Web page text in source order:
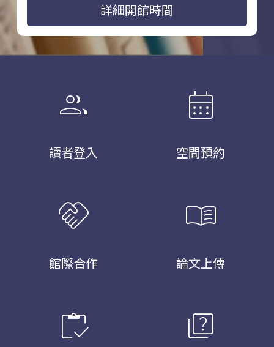
詳細開館時間
group
讀者登入
calendar_month
空間預約
handshake
館際合作
menu_book
論文上傳
inventory quiz